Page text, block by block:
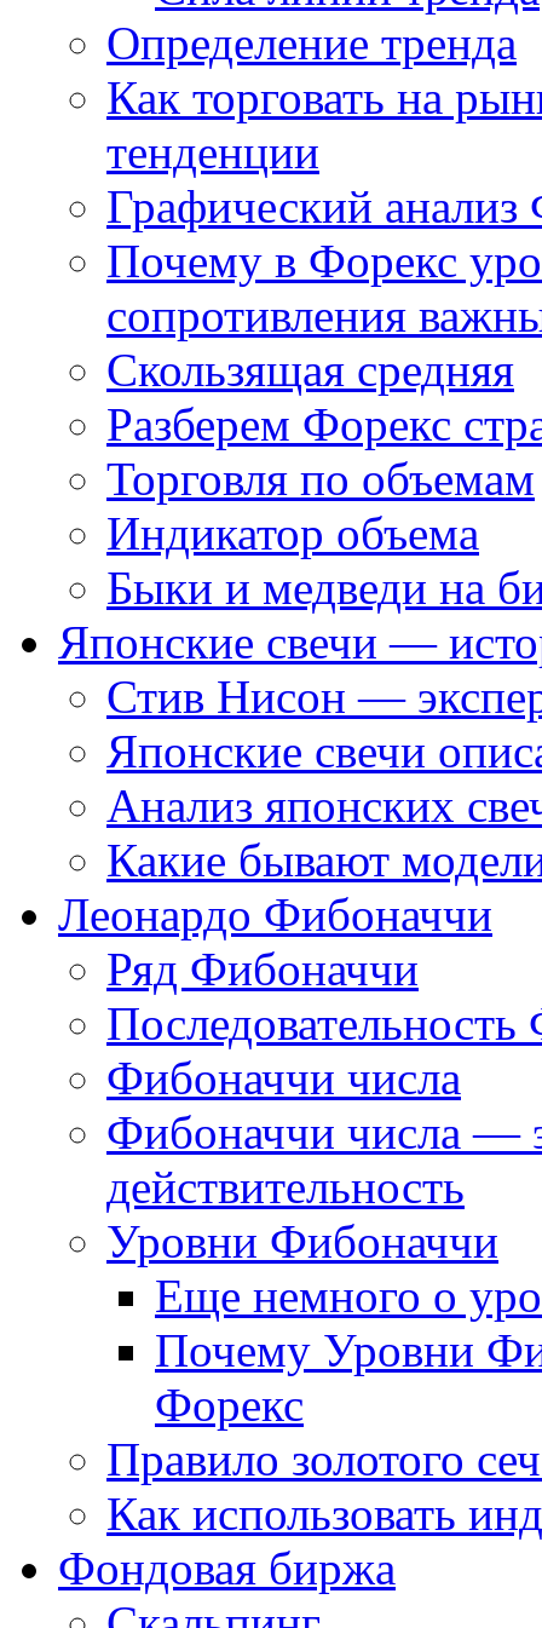
Определение тренда
Как торговать на
тенденции
Графический анализ
Почему в Форекс
сопротивления
Скользящая средняя
Разберем Форекс
Торговля по объемам
Индикатор объема
Быки и медведи на
Японские свечи —
Стив Нисон —
Японские свечи
Анализ японских
Какие бывают
Леонардо Фибоначчи
Ряд Фибоначчи
Фибоначчи числа
Фибоначчи числа —
действительность
Уровни Фибоначчи
Еще немного о
Почему Уровни
Форекс
Правило золотого
Как использовать
Фондовая биржа